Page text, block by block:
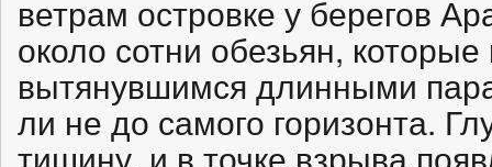
ветрам островке у берегов
около сотни обезьян,
вытянувшимся длинными
ли не до самого горизонта.
тишину, и в точке взрыва